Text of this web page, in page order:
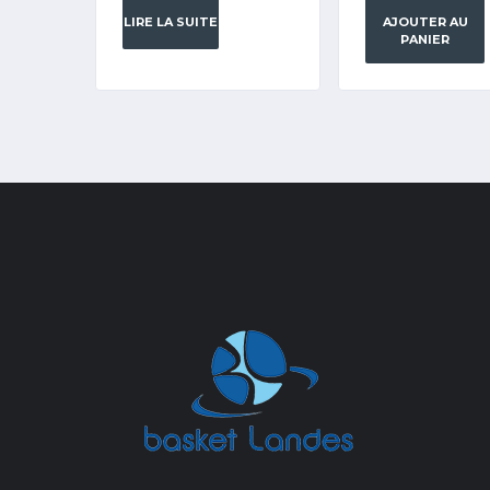
LIRE LA SUITE
AJOUTER AU
PANIER